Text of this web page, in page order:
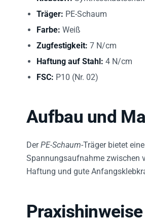
Träger: PE-Schaum
Farbe: Weiß
Zugfestigkeit: 7 N/cm
Haftung auf Stahl: 4 N/cm
FSC: P10 (Nr. 02)
Aufbau und
Der PE-Schaum -Träger bietet
Spannungsaufnahme zwischen
Haftung und gute
Praxishinweise